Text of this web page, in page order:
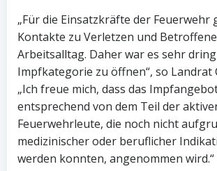
„Für die Einsatzkräfte der Feuerwehr
Kontakte zu Verletzen und
Arbeitsalltag. Daher war es sehr
Impfkategorie zu öffnen“, so Landrat
„Ich freue mich, dass das
entsprechend von dem Teil der
Feuerwehrleute, die noch nicht
medizinischer oder beruflicher
werden konnten, angenommen wird.“